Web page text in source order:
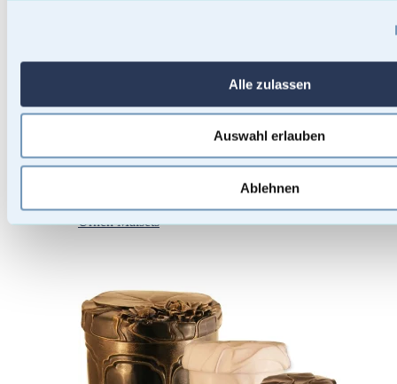
Alle zulassen
Auswahl erlauben
Ablehnen
Urnen Malsets